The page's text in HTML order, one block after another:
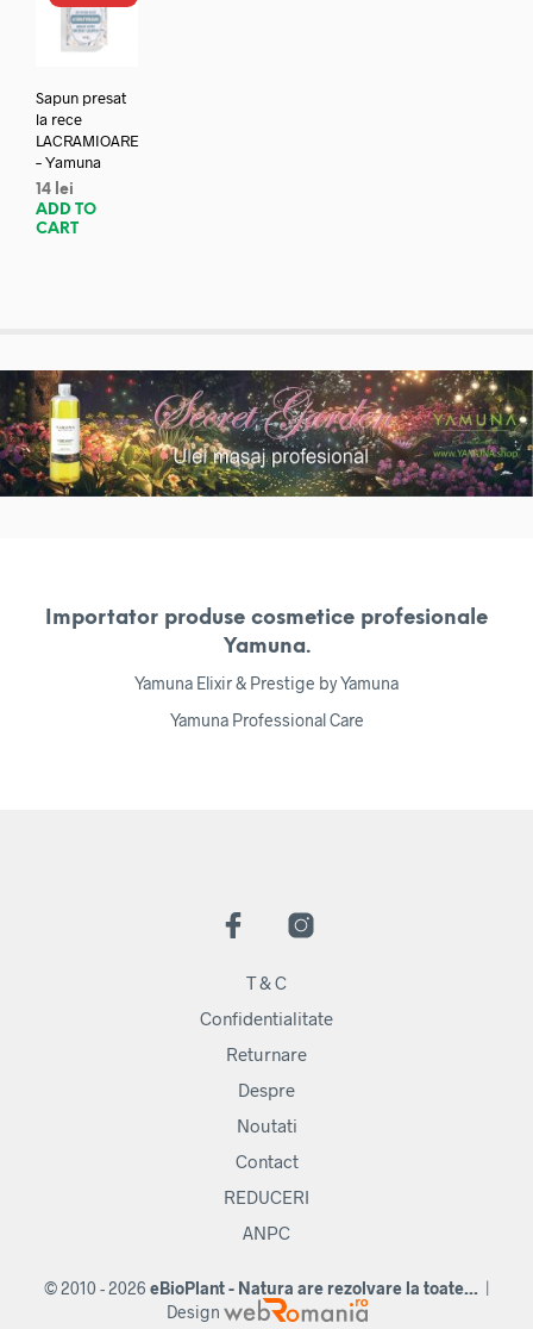
Sapun presat
la rece
LACRAMIOARE
– Yamuna
14 lei
ADD TO
CART
Importator produse cosmetice profesionale
Yamuna.
Yamuna Elixir & Prestige by Yamuna
Yamuna Professional Care
T & C
Confidentialitate
Returnare
Despre
Noutati
Contact
REDUCERI
ANPC
© 2010 - 2026 eBioPlant - Natura are rezolvare la toate... |
Design